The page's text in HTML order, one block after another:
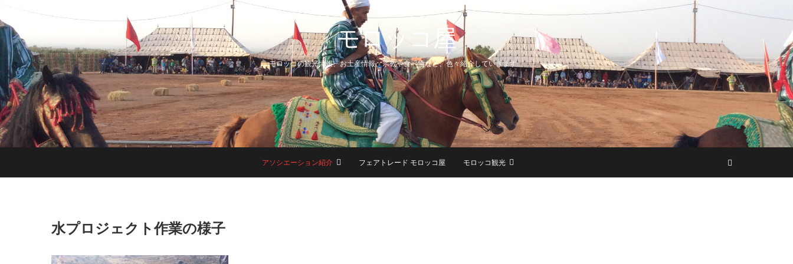
to
content
モロッコ屋
モロッコの観光情報、お土産情報、宗教や食べ物など、色々紹介していきます。
アソシエーション紹介 フェアトレード モロッコ屋 モロッコ観光
水プロジェクト作業の様子